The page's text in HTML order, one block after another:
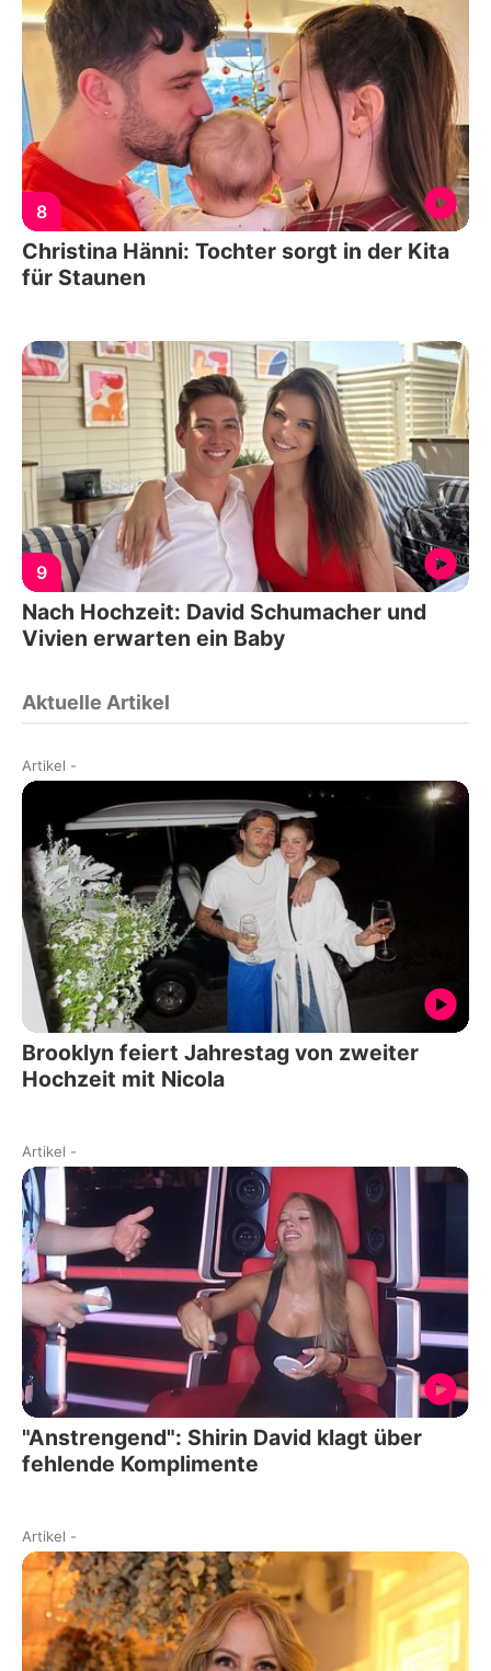
8
Christina Hänni: Tochter sorgt in der Kita
für Staunen
9
Nach Hochzeit: David Schumacher und
Vivien erwarten ein Baby
Aktuelle Artikel
Artikel -
Brooklyn feiert Jahrestag von zweiter
Hochzeit mit Nicola
Artikel -
"Anstrengend": Shirin David klagt über
fehlende Komplimente
Artikel -